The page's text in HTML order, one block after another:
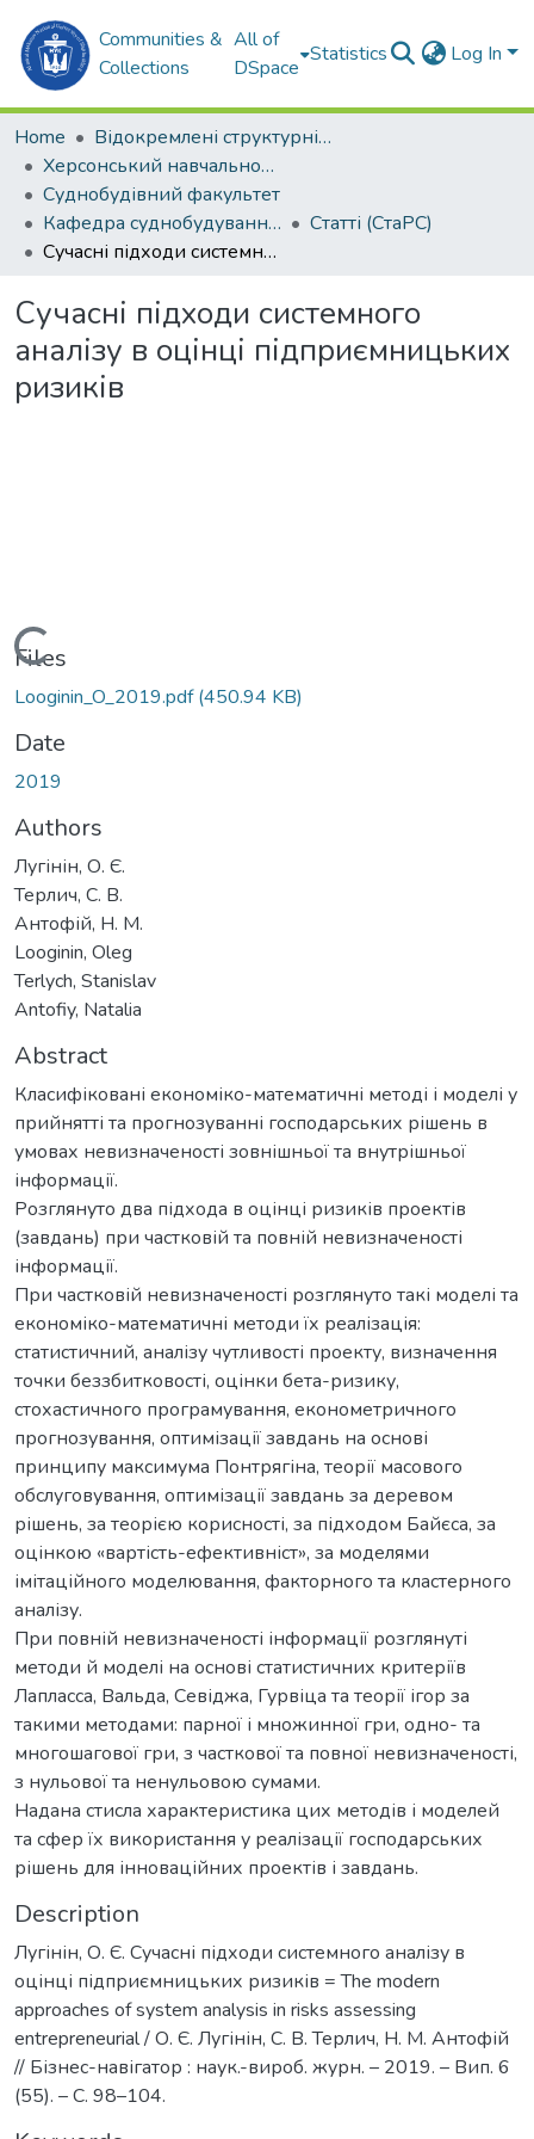
Communities &
Collections
All of
DSpace
Statistics Log In
Home
Відокремлені структурні підрозділи НУК ім. адм. Макарова
Херсонський навчально-науковий інститут НУК ім. адм. Макарова (ХННІ НУК)
Суднобудівний факультет
Кафедра суднобудування та ремонту суден (СтаРС)
Статті (СтаРС)
Сучасні підходи системного аналізу в оцінці підприємницьких ризиків
Сучасні підходи системного
аналізу в оцінці підприємницьких
ризиків
Loading...
Files
Looginin_O_2019.pdf(450.94 KB)
Date
2019
Authors
Лугінін, О. Є.
Терлич, С. В.
Антофій, Н. М.
Looginin, Oleg
Terlych, Stanislav
Antofiy, Natalia
Abstract
Класифіковані економіко-математичні методі і моделі у
прийнятті та прогнозуванні господарських рішень в
умовах невизначеності зовнішньої та внутрішньої
інформації.
Розглянуто два підхода в оцінці ризиків проектів
(завдань) при частковій та повній невизначеності
інформації.
При частковій невизначеності розглянуто такі моделі та
економіко-математичні методи їх реалізація:
статистичний, аналізу чутливості проекту, визначення
точки беззбитковості, оцінки бета-ризику,
стохастичного програмування, економетричного
прогнозування, оптимізації завдань на основі
принципу максимума Понтрягіна, теорії масового
обслуговування, оптимізації завдань за деревом
рішень, за теорією корисності, за підходом Байєса, за
оцінкою «вартість-ефективніст», за моделями
імітаційного моделювання, факторного та кластерного
аналізу.
При повній невизначеності інформації розглянуті
методи й моделі на основі статистичних критеріїв
Лапласса, Вальда, Севіджа, Гурвіца та теорії ігор за
такими методами: парної і множинної гри, одно- та
многошагової гри, з часткової та повної невизначеності,
з нульової та ненульовою сумами.
Надана стисла характеристика цих методів і моделей
та сфер їх використання у реалізації господарських
рішень для інноваційних проектів і завдань.
Description
Лугінін, О. Є. Сучасні підходи системного аналізу в
оцінці підприємницьких ризиків = The modern
approaches of system analysis in risks assessing
entrepreneurial / О. Є. Лугінін, С. В. Терлич, Н. М. Антофій
// Бізнес-навігатор : наук.-вироб. журн. – 2019. – Вип. 6
(55). – С. 98–104.